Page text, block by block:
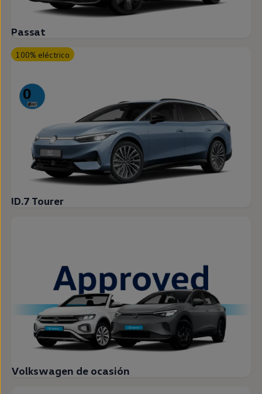
Passat
100% eléctrico
ID.7 Tourer
Volkswagen de ocasión